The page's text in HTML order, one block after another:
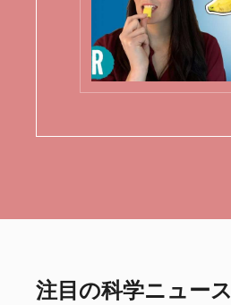
注目の科学ニュース